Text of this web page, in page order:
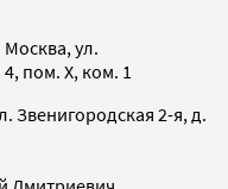
Москва, ул.
пом. X, ком. 1
Звенигородская 2-я, д.